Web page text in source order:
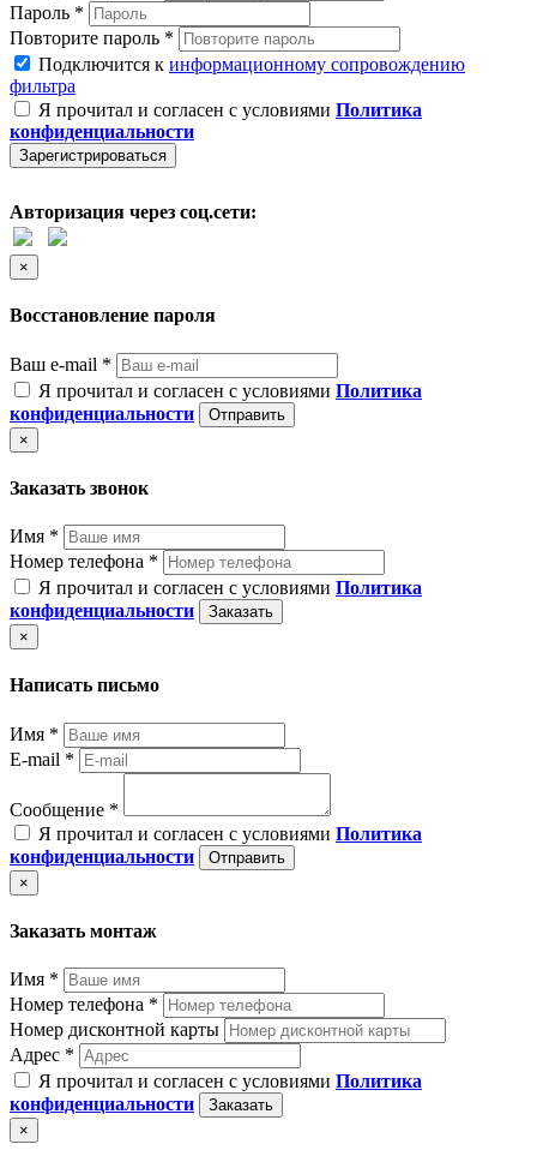
Пароль *
Повторите пароль *
Подключится к информационному сопровождению
фильтра
Я прочитал и согласен с условиями Политика
конфиденциальности
Зарегистрироваться
Авторизация через соц.сети:
×
Восстановление пароля
Ваш e-mail *
Я прочитал и согласен с условиями Политика
конфиденциальности
Отправить
×
Заказать звонок
Имя *
Номер телефона *
Я прочитал и согласен с условиями Политика
конфиденциальности
Заказать
×
Написать письмо
Имя *
E-mail *
Сообщение *
Я прочитал и согласен с условиями Политика
конфиденциальности
Отправить
×
Заказать монтаж
Имя *
Номер телефона *
Номер дисконтной карты
Адрес *
Я прочитал и согласен с условиями Политика
конфиденциальности
Заказать
×